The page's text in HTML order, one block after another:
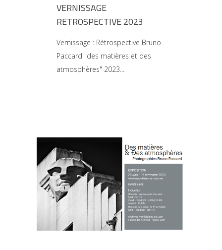
VERNISSAGE
RETROSPECTIVE 2023
Vernissage : Rétrospective Bruno
Paccard "des matières et des
atmosphères" 2023